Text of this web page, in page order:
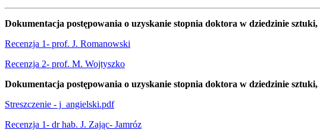
Dokumentacja postępowania o uzyskanie stopnia doktora w dziedzinie
Recenzja 1- prof. J. Romanowski
Recenzja 2- prof. M. Wojtyszko
Dokumentacja postępowania o uzyskanie stopnia doktora w dziedzinie
Streszczenie - j_angielski.pdf
Recenzja 1- dr hab. J. Zając- Jamróz